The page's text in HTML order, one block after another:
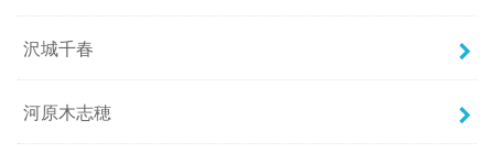
沢城千春
河原木志穂